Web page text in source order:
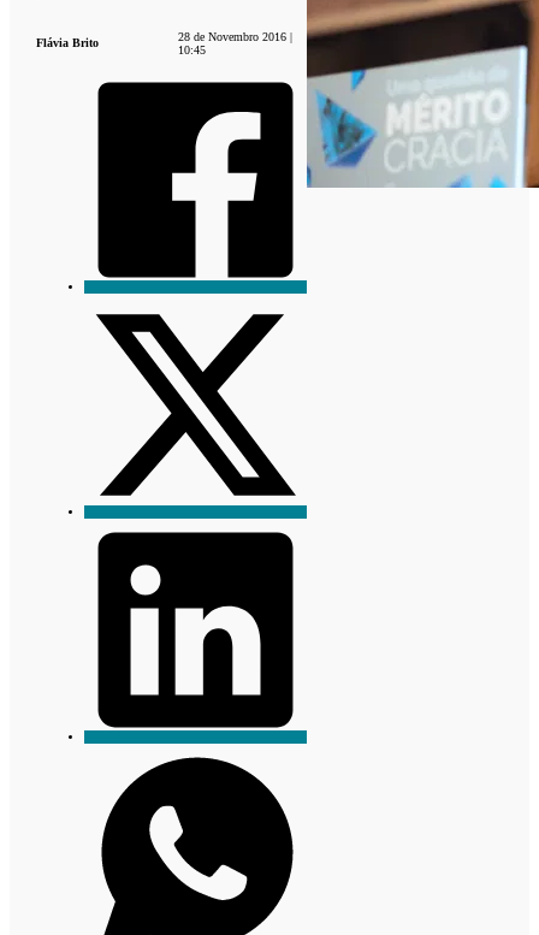
Flávia Brito
28 de Novembro 2016 |
10:45